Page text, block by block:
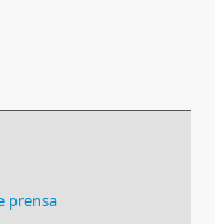
prensa